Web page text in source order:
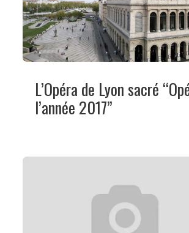
L’Opéra de Lyon sacré
l’année 2017”